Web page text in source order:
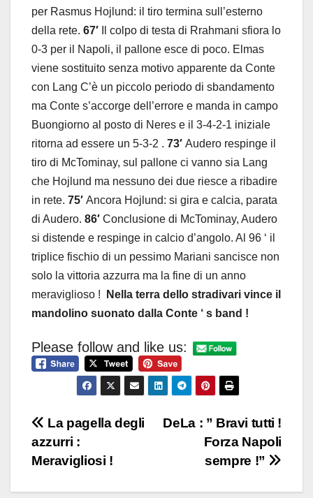
per Rasmus Hojlund: il tiro termina sull’esterno
della rete. 67′
Il colpo di testa di Rrahmani sfiora lo
0-3 per il Napoli, il pallone esce di poco. Elmas
viene sostituito senza motivo apparente da Conte
con Lang C’è un piccolo periodo di sbandamento
ma Conte s’accorge dell’errore e manda in campo
Buongiorno al posto di Neres e il 3-4-2-1 iniziale
ritorna ad essere un 5-3-2 . 73′ Audero respinge il
tiro di McTominay, sul pallone ci vanno sia Lang
che Hojlund ma nessuno dei due riesce a ribadire
in rete. 75′ Ancora Hojlund: si gira e calcia, parata
di Audero. 86′ Conclusione di McTominay, Audero
si distende e respinge in calcio d’angolo. Al 96 ‘ il
triplice fischio di un pessimo Mariani sancisce non
solo la vittoria azzurra ma la fine di un anno
meraviglioso !
Nella terra dello stradivari vince il
mandolino suonato dalla Conte ‘ s band !
Please follow and like us:
Navigazione
articoli
DeLa : ” Bravi tutti !
Forza Napoli
sempre !”
La pagella degli
azzurri :
Meravigliosi !